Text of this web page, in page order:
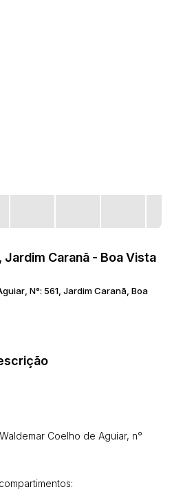
Jardim Caranã - Boa Vista
N°: 561 Jardim Caranã Boa
Coelho de Aguiar, n°